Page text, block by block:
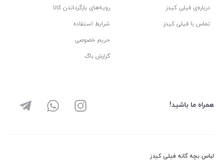
درباره‌ی فیلی کیدز
تماس با فیلی کیدز
رویه‌های بازگرداندن کالا
شرایط استفاده
حریم خصوصی
گزارش باگ
همراه ما باشید!
لباس بچه گانه فیلی کیدز